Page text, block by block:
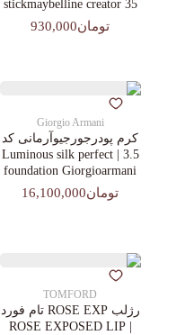
stickmaybelline creator 35
تومان930,000
Giorgio Armani
کرم پودرجورجیوآرمانی کد
3.5 | Luminous silk perfect
foundation Giorgioarmani
تومان16,100,000
TOMFORD
رژلب ROSE EXP تام فورد
| ROSE EXPOSED LIP